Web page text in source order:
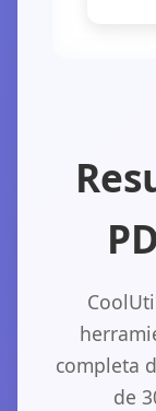
completa
de